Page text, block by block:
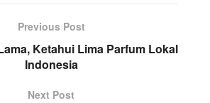
Previous Post
Ketahui Lima Parfum Lokal
Indonesia
Next Post